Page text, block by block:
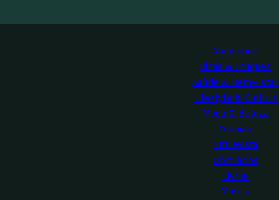
Atualidade
Dicas & Truques
Saúde & Bem-Estar
Lifestyle & Cultura
Moda & Beleza
Opinião
Entrevista
Obituários
Livros
Música